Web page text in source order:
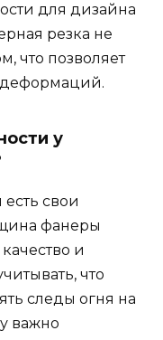
для дизайна
резка не
что позволяет
деформаций.
у
свои
фанеры
и
что
следы огня на
важно